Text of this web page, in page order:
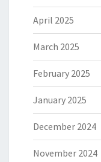
April 2025
March 2025
February 2025
January 2025
December 2024
November 2024